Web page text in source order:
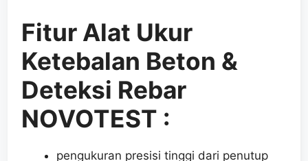
Fitur Alat Ukur
Ketebalan Beton &
Deteksi Rebar
NOVOTEST :
pengukuran presisi tinggi dari penutup